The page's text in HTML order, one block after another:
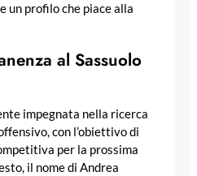
un profilo che piace alla
al Sassuolo
impegnata nella ricerca
con l’obiettivo di
per la prossima
il nome di Andrea